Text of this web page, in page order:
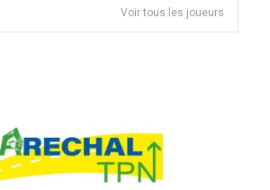
Voir tous les joueurs